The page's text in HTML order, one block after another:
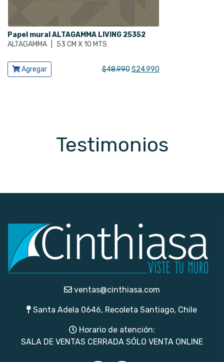
Papel mural ALTAGAMMA LIVING 25352
ALTAGAMMA
53 CM X 10 MTS
Ver producto
Agregar $48.990 El
$24.990El
Testimonios
ventas@cinthiasa.com
Santa Adela 0646, Recoleta Santiago, Chile
Horario de atención:
SALA DE VENTAS CERRADA SÓLO VENTA ONLINE